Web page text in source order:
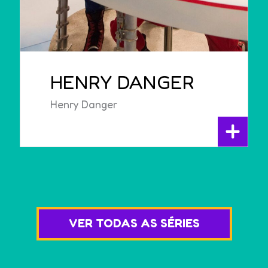
HENRY DANGER
Henry Danger
+
VER TODAS AS SÉRIES